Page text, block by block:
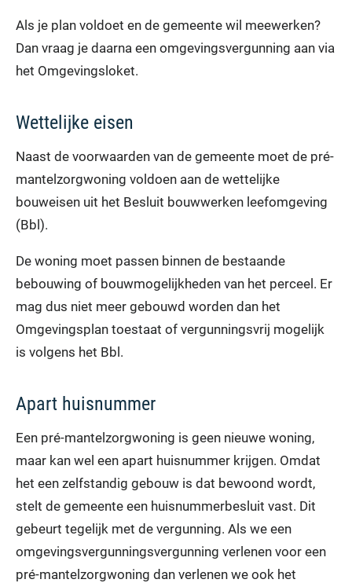
Als je plan voldoet en de gemeente wil meewerken?
Dan vraag je daarna een omgevingsvergunning aan via
het Omgevingsloket.
Wettelijke eisen
Naast de voorwaarden van de gemeente moet de pré-
mantelzorgwoning voldoen aan de wettelijke
bouweisen uit het Besluit bouwwerken leefomgeving
(Bbl).
De woning moet passen binnen de bestaande
bebouwing of bouwmogelijkheden van het perceel. Er
mag dus niet meer gebouwd worden dan het
Omgevingsplan toestaat of vergunningsvrij mogelijk
is volgens het Bbl.
Apart huisnummer
Een pré-mantelzorgwoning is geen nieuwe woning,
maar kan wel een apart huisnummer krijgen. Omdat
het een zelfstandig gebouw is dat bewoond wordt,
stelt de gemeente een huisnummerbesluit vast. Dit
gebeurt tegelijk met de vergunning. Als we een
omgevingsvergunningsvergunning verlenen voor een
pré-mantelzorgwoning dan verlenen we ook het